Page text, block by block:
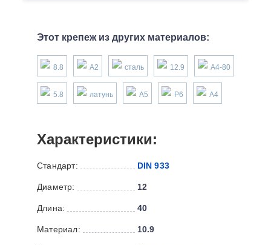
Этот крепеж из других материалов:
8.8 А2 сталь 12.9 А4-80
5.8 латунь А5 P6 А4
Характеристики:
Стандарт: DIN 933
Диаметр: 12
Длина: 40
Материал: 10.9